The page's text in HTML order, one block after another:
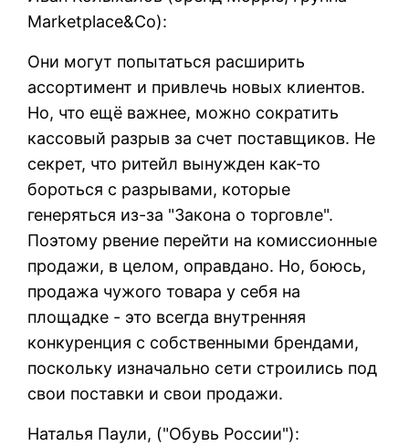
Marketplace&Co):
Они могут попытаться расширить
ассортимент и привлечь новых клиентов.
Но, что ещё важнее, можно сократить
кассовый разрыв за счет поставщиков. Не
секрет, что ритейл вынужден как-то
бороться с разрывами, которые
генеряться из-за "Закона о торговле".
Поэтому рвение перейти на комиссионные
продажи, в целом, оправдано. Но, боюсь,
продажа чужого товара у себя на
площадке - это всегда внутренняя
конкуренция с собственными брендами,
поскольку изначально сети строились под
свои поставки и свои продажи.
Наталья Паули, ("Обувь России"):